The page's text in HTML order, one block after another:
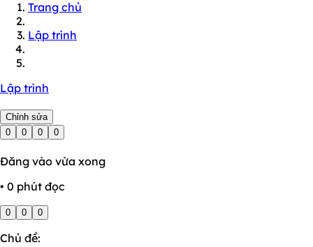
Trang chủ
Lập trình
Lập trình
Chỉnh sửa
0
0 0 0
Đăng vào vừa xong
• 0 phút đọc
0 0 0
Chủ đề: